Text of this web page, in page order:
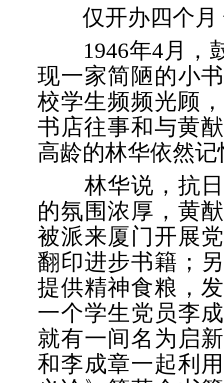
仅开办四个月
1946年4月，鼓
现一家简陋的小
校学生频频光顾
书店往事和与黄
高龄的林华依然
林华说，抗日
的氛围浓厚，黄
被派来厦门开展
翻印进步书籍；
提供精神食粮，
一个学生党员李
就有一间名为启
和李成章一起利